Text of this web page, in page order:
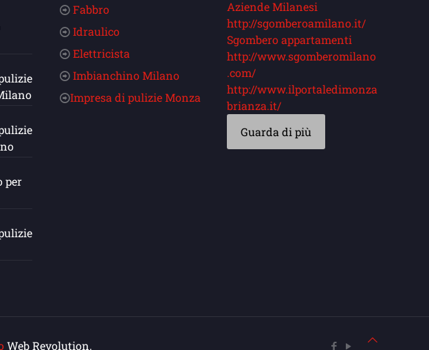
per
Fabbro
Idraulico
Elettricista
Imbianchino Milano
Impresa di pulizie Monza
Aziende Milanesi
http://sgomberoamilano.it/
Sgombero appartamenti
http://www.sgomberomilano
.com/
http://www.ilportaledimonza
brianza.it/
Guarda di più
Web Revolution.